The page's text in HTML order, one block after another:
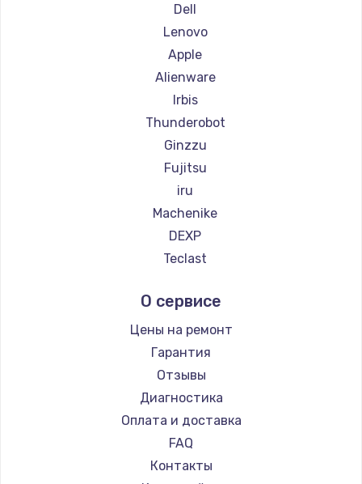
Замена системной платы
1500 руб.
Замена температурного датчика
2500 руб.
Заказать
Замена электроконфорки
1300 руб.
Заказать
Техобслуживание
900 руб.
Заказать
Установка / подключение / демонтаж
1300 руб.
Заказать
Dell
Lenovo
Apple
Alienware
Irbis
Thunderobot
Ginzzu
Fujitsu
iru
Machenike
DEXP
Teclast
Beelink
CHUWI
О сервисе
Цены на ремонт
Гарантия
Отзывы
Диагностика
Оплата и доставка
FAQ
Контакты